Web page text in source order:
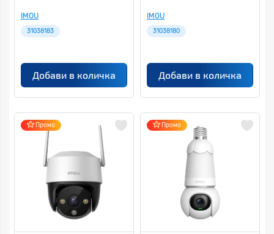
IMOU
31038183
Добави в количка
IMOU
31038180
Добави в количка
Промо Промо